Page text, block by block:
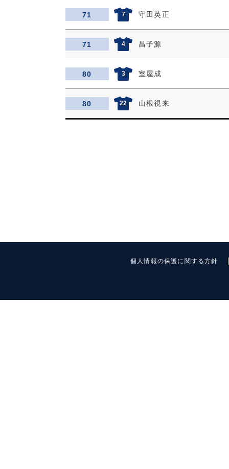
71 7 守田英正
71 4 昌子源
80 3 室屋成
80 22 山根視来
個人情報の保護に関する方針